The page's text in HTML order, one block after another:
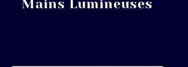
Mains Lumineuses